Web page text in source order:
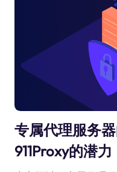
专属代理服务
911Proxy的潜力